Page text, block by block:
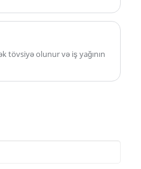
tövsiyə olunur və iş yağının